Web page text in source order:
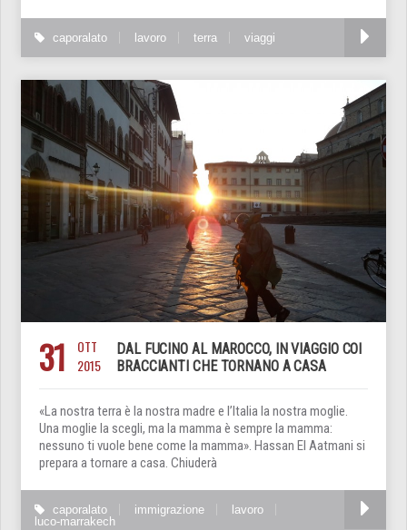
caporalato lavoro terra viaggi
31
OTT
2015
DAL FUCINO AL MAROCCO, IN VIAGGIO COI
BRACCIANTI CHE TORNANO A CASA
«La nostra terra è la nostra madre e l’Italia la nostra moglie.
Una moglie la scegli, ma la mamma è sempre la mamma:
nessuno ti vuole bene come la mamma». Hassan El Aatmani si
prepara a tornare a casa. Chiuderà
caporalato immigrazione
lavoro
luco-marrakech